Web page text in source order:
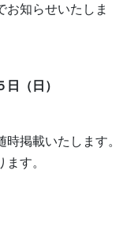
お知らせいたしま
（日）
掲載いたします。
す。